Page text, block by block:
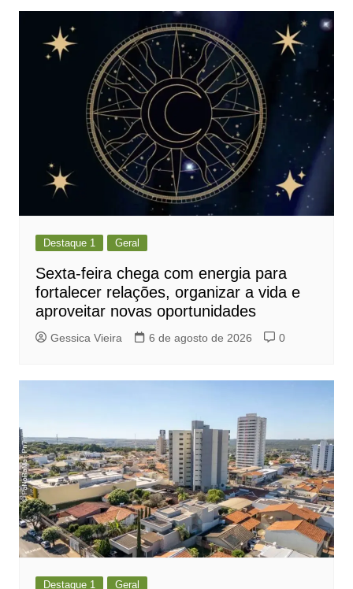
Post
Destaque 1 Geral
Sexta-feira chega com energia para
fortalecer relações, organizar a vida e
aproveitar novas oportunidades
Gessica Vieira 6 de agosto de 2026 0
Destaque 1 Geral